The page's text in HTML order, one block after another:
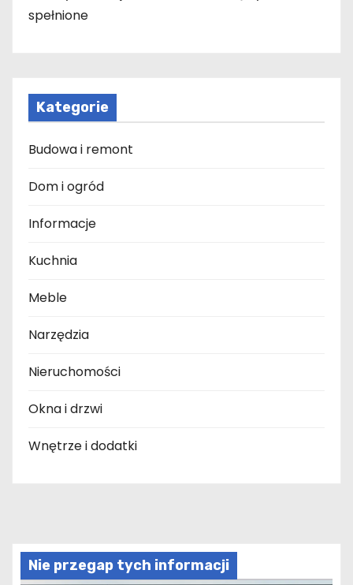
spełnione
Kategorie
Budowa i remont
Dom i ogród
Informacje
Kuchnia
Meble
Narzędzia
Nieruchomości
Okna i drzwi
Wnętrze i dodatki
Nie przegap tych informacji